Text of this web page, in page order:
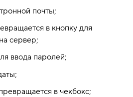
почты;
в кнопку для
сервер;
ввода паролей;
в чекбокс;